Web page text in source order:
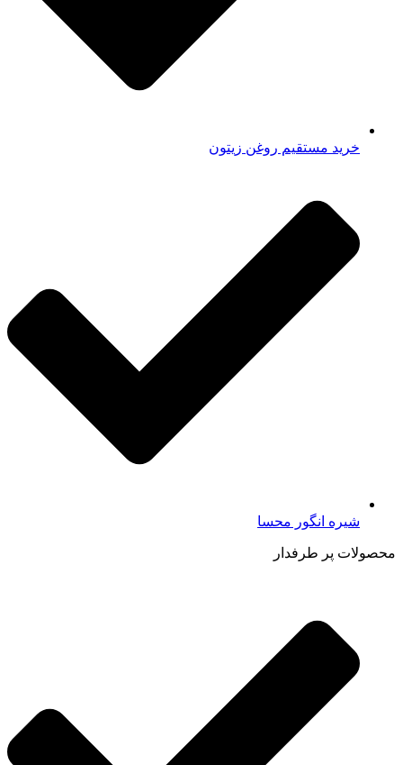
خرید مستقیم روغن زیتون
شیره انگور محسا
محصولات پر طرفدار